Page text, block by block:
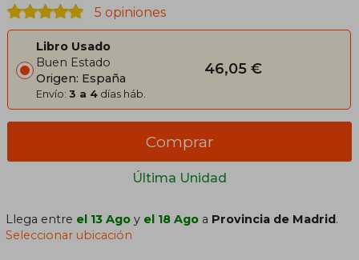
5 opiniones
Libro Usado
Buen Estado
Origen: España
Envío: 3 a 4 días háb.
46,05 €
Última Unidad
Comprar
Llega entre el 13 Ago y el 18 Ago a Provincia de Madrid.
Seleccionar ubicación